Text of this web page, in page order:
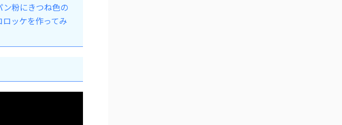
粉にきつね色の
ッケを作ってみ